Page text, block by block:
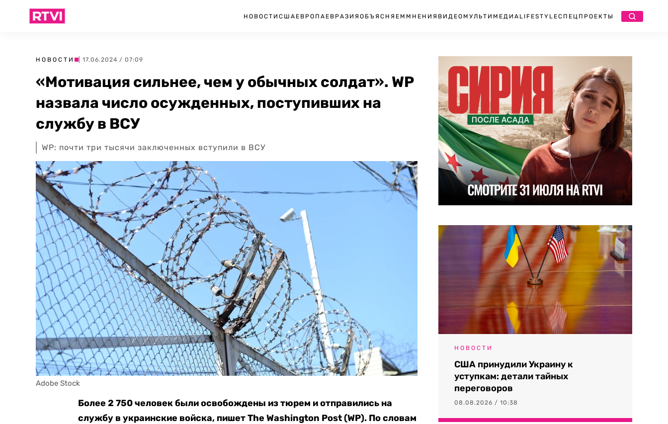
НОВОСТИ США ЕВРОПА ЕВРАЗИЯ ОБЪЯСНЯЕМ МНЕНИЯ ВИДЕО МУЛЬТИМЕДИА LIFESTYLEСПЕЦПРОЕКТЫ
НОВОСТИ | 17.06.2024 / 07:09
«Мотивация сильнее, чем у обычных солдат». WP
назвала число осужденных, поступивших на
службу в ВСУ
WP: почти три тысячи заключенных вступили в ВСУ
Adobe Stock
Более 2 750 человек были освобождены из тюрем и отправились на
службу в украинские войска, пишет The Washington Post (WP). По словам
НОВОСТИ
США принудили Украину к
уступкам: детали тайных
переговоров
08.08.2026 / 10:38